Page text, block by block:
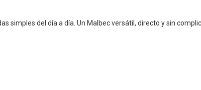
simples del día a día. Un Malbec versátil, directo y sin